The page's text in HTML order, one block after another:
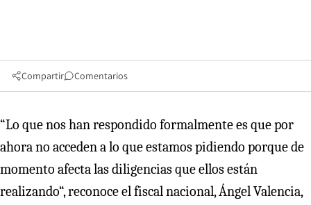
Compartir Comentarios
“Lo que nos han respondido formalmente es que por
ahora no acceden a lo que estamos pidiendo porque de
momento afecta las diligencias que ellos están
realizando“, reconoce el fiscal nacional, Ángel Valencia,